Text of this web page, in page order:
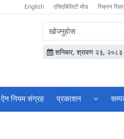
English एसिएबिलिटी मोड स्क्रिन रिडर
वेबसाइटमा
सामग्री
खोज्नुहोस
शनिबार, श्रावण २३, २०८३
ऐन नियम संग्रह प्रकाशन